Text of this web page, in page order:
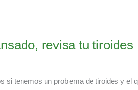
revisa tu tiroides
si tenemos un problema de tiroides y el